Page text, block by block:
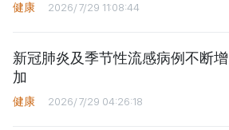
健康 2026/7/29 11:08:44
新冠肺炎及季节性流感病例不断增
加
健康 2026/7/29 04:26:18